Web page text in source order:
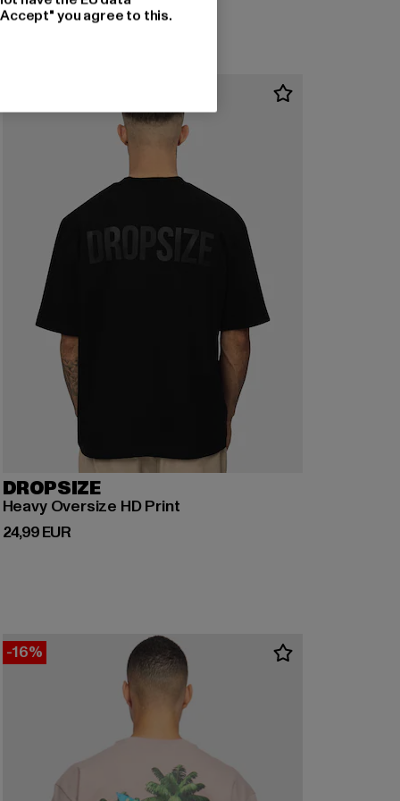
DROPSIZE
Heavy Oversize HD Print
24,99 EUR
Derzeitiger Preis: 24,99 EUR
-16%
you agree to this.